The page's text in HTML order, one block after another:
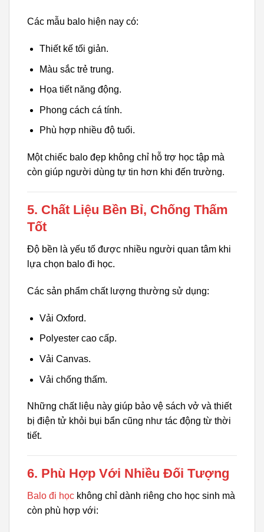
Các mẫu balo hiện nay có:
Thiết kế tối giản.
Màu sắc trẻ trung.
Họa tiết năng động.
Phong cách cá tính.
Phù hợp nhiều độ tuổi.
Một chiếc balo đẹp không chỉ hỗ trợ học tập mà
còn giúp người dùng tự tin hơn khi đến trường.
5. Chất Liệu Bền Bỉ, Chống Thấm
Tốt
Độ bền là yếu tố được nhiều người quan tâm khi
lựa chọn balo đi học.
Các sản phẩm chất lượng thường sử dụng:
Vải Oxford.
Polyester cao cấp.
Vải Canvas.
Vải chống thấm.
Những chất liệu này giúp bảo vệ sách vở và thiết
bị điện tử khỏi bụi bẩn cũng như tác động từ thời
tiết.
6. Phù Hợp Với Nhiều Đối Tượng
Balo đi học không chỉ dành riêng cho học sinh mà
còn phù hợp với: